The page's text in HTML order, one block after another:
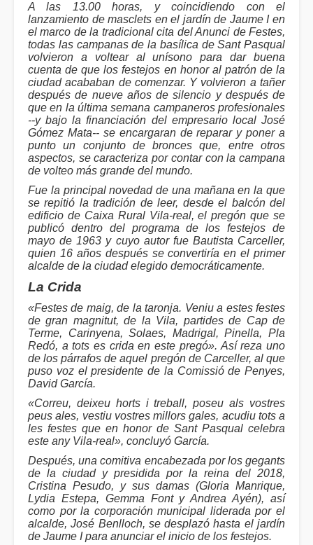
A las 13.00 horas, y coincidiendo con el
lanzamiento de masclets en el jardín de Jaume I en
el marco de la tradicional cita del Anunci de Festes,
todas las campanas de la basílica de Sant Pasqual
volvieron a voltear al unísono para dar buena
cuenta de que los festejos en honor al patrón de la
ciudad acababan de comenzar. Y volvieron a tañer
después de nueve años de silencio y después de
que en la última semana campaneros profesionales
--y bajo la financiación del empresario local José
Gómez Mata-- se encargaran de reparar y poner a
punto un conjunto de bronces que, entre otros
aspectos, se caracteriza por contar con la campana
de volteo más grande del mundo.
Fue la principal novedad de una mañana en la que
se repitió la tradición de leer, desde el balcón del
edificio de Caixa Rural Vila-real, el pregón que se
publicó dentro del programa de los festejos de
mayo de 1963 y cuyo autor fue Bautista Carceller,
quien 16 años después se convertiría en el primer
alcalde de la ciudad elegido democráticamente.
La Crida
«Festes de maig, de la taronja. Veniu a estes festes
de gran magnitut, de la Vila, partides de Cap de
Terme, Carinyena, Solaes, Madrigal, Pinella, Pla
Redó, a tots es crida en este pregó». Así reza uno
de los párrafos de aquel pregón de Carceller, al que
puso voz el presidente de la Comissió de Penyes,
David García.
«Correu, deixeu horts i treball, poseu als vostres
peus ales, vestiu vostres millors gales, acudiu tots a
les festes que en honor de Sant Pasqual celebra
este any Vila-real», concluyó García.
Después, una comitiva encabezada por los gegants
de la ciudad y presidida por la reina del 2018,
Cristina Pesudo, y sus damas (Gloria Manrique,
Lydia Estepa, Gemma Font y Andrea Ayén), así
como por la corporación municipal liderada por el
alcalde, José Benlloch, se desplazó hasta el jardín
de Jaume I para anunciar el inicio de los festejos.